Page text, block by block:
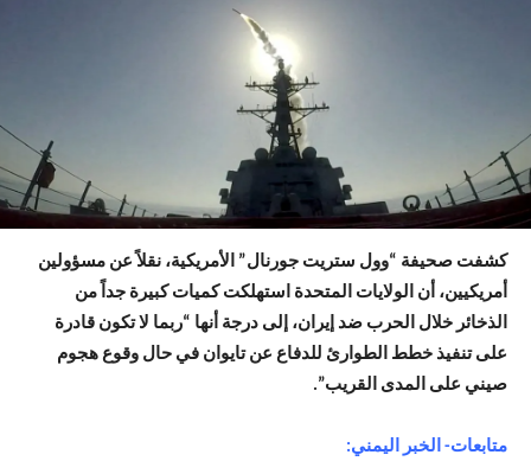
كشفت صحيفة “وول ستريت جورنال” الأمريكية، نقلاً عن مسؤولين
أمريكيين، أن الولايات المتحدة استهلكت كميات كبيرة جداً من
الذخائر خلال الحرب ضد إيران، إلى درجة أنها “ربما لا تكون قادرة
على تنفيذ خطط الطوارئ للدفاع عن تايوان في حال وقوع هجوم
صيني على المدى القريب”.
متابعات- الخبر اليمني: